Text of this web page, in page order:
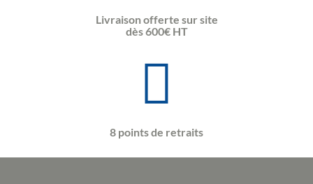
Livraison offerte sur site
dès 600€ HT
8 points de retraits